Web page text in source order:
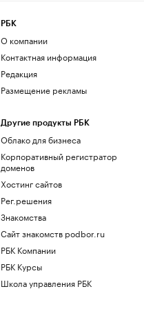
РБК
О компании
Контактная информация
Редакция
Размещение рекламы
Другие продукты РБК
Облако для бизнеса
Корпоративный регистратор
доменов
Хостинг сайтов
Рег.решения
Знакомства
Сайт знакомств podbor.ru
РБК Компании
РБК Курсы
Школа управления РБК